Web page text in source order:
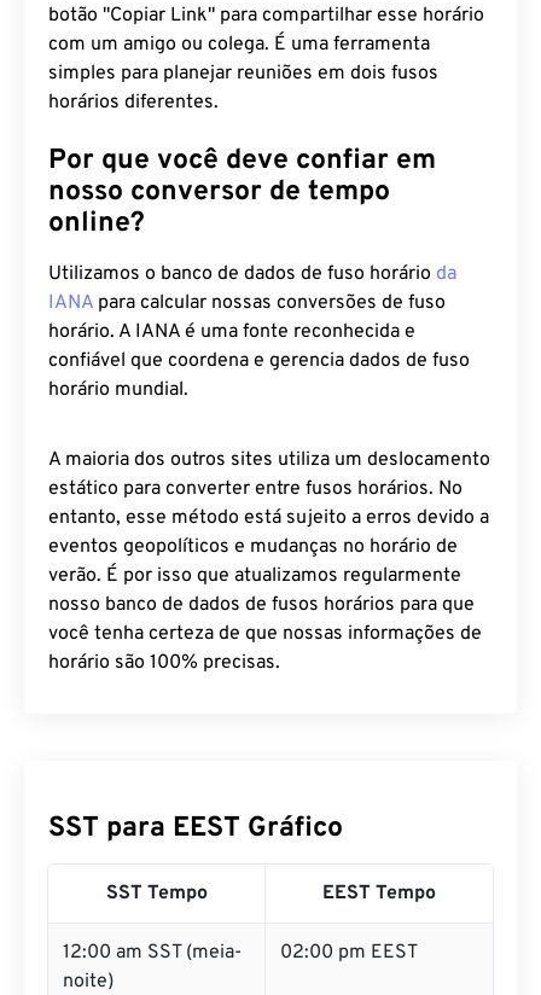
botão "Copiar Link" para compartilhar esse horário
com um amigo ou colega. É uma ferramenta
simples para planejar reuniões em dois fusos
horários diferentes.
Por que você deve confiar em
nosso conversor de tempo
online?
Utilizamos o banco de dados de fuso horário da
IANA para calcular nossas conversões de fuso
horário. A IANA é uma fonte reconhecida e
confiável que coordena e gerencia dados de fuso
horário mundial.
A maioria dos outros sites utiliza um deslocamento
estático para converter entre fusos horários. No
entanto, esse método está sujeito a erros devido a
eventos geopolíticos e mudanças no horário de
verão. É por isso que atualizamos regularmente
nosso banco de dados de fusos horários para que
você tenha certeza de que nossas informações de
horário são 100% precisas.
SST para EEST Gráfico
SST Tempo EEST Tempo
12:00 am SST (meia-
noite)
02:00 pm EEST